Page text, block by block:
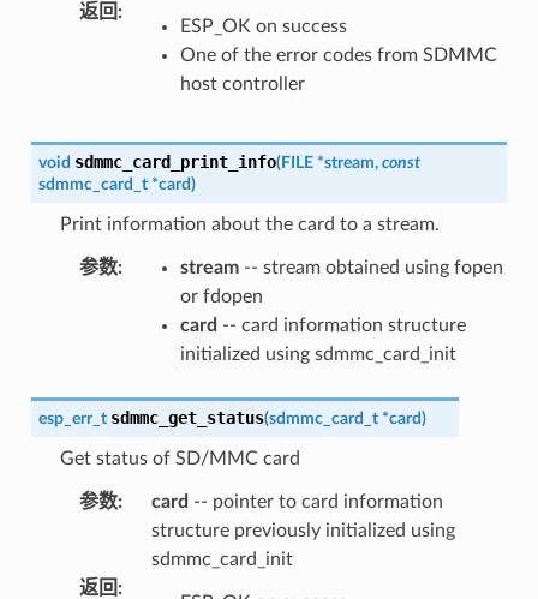
返回 :
ESP_OK on success
One of the error codes from SDMMC
host controller
void sdmmc_card_print_info(FILE *stream, const
sdmmc_card_t *card)
Print information about the card to a stream.
参数: stream-- stream obtained using fopen
or fdopen
card -- card information structure
initialized using sdmmc_card_init
esp_err_t sdmmc_get_status(sdmmc_card_t *card)
Get status of SD/MMC card
参数: card -- pointer to card information
structure previously initialized using
sdmmc_card_init
返回 :